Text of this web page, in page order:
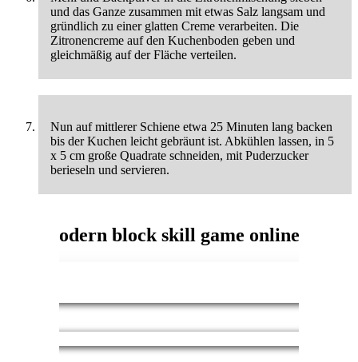
und das Ganze zusammen mit etwas Salz langsam und
gründlich zu einer glatten Creme verarbeiten. Die
Zitronencreme auf den Kuchenboden geben und
gleichmäßig auf der Fläche verteilen.
Nun auf mittlerer Schiene etwa 25 Minuten lang backen
bis der Kuchen leicht gebräunt ist. Abkühlen lassen, in 5
x 5 cm große Quadrate schneiden, mit Puderzucker
berieseln und servieren.